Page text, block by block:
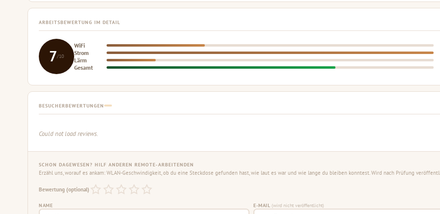
ARBEITSBEWERTUNG IM DETAIL
7/10
WiFi
Strom
Lärm
Gesamt
BESUCHERBEWERTUNGEN
Could not load reviews.
SCHON DAGEWESEN? HILF ANDEREN REMOTE-ARBEITENDEN
Erzähl uns, worauf es ankam: WLAN-Geschwindigkeit, ob du eine Steckdose gefunden hast, wie laut es war und wie lange du bleiben konntest. Wird nach Prüfung
Bewertung (optional)
NAME E-MAIL(wird nicht veröffentlicht)